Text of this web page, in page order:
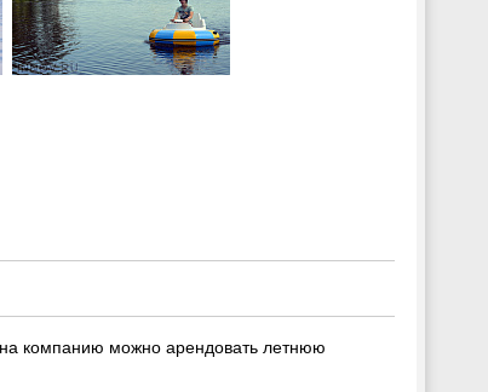
на компанию можно арендовать летнюю